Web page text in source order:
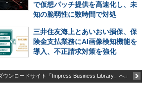
で仮想パッチ提供を高速化し、未
知の脆弱性に数時間で対処
三井住友海上とあいおい損保、保
険金支払業務にAI画像検知機能を
導入、不正請求対策を強化
ウンロードサイト「Impress Business Library」へ」